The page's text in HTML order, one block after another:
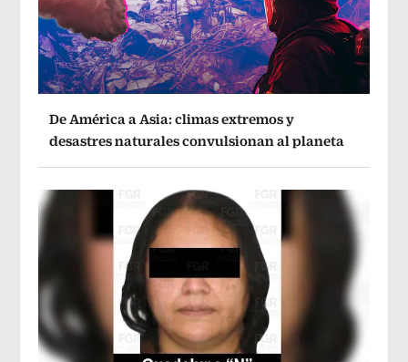
De América a Asia: climas extremos y
desastres naturales convulsionan al planeta